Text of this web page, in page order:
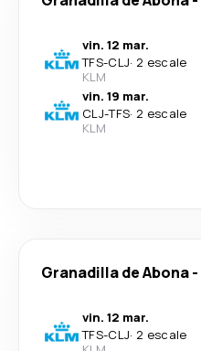
vin. 12 mar.
TFS-CLJ· 2 escale
KLM
vin. 19 mar.
CLJ-TFS· 2 escale
KLM
Granadilla de Abona-
vin. 12 mar.
TFS-CLJ· 2 escale